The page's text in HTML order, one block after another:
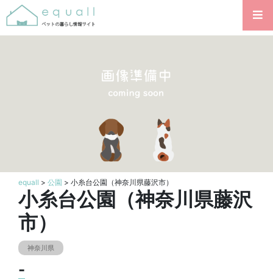
equall > 公園 > 小糸台公園（神奈川県藤沢市）
小糸台公園（神奈川県藤沢
市）
神奈川県
-